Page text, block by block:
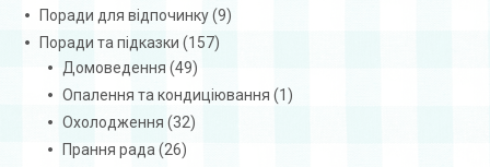
Поради для відпочинку(9)
Поради та підказки (157)
Домоведення (49)
Опалення та кондиціювання (1)
Охолодження (32)
Прання рада (26)